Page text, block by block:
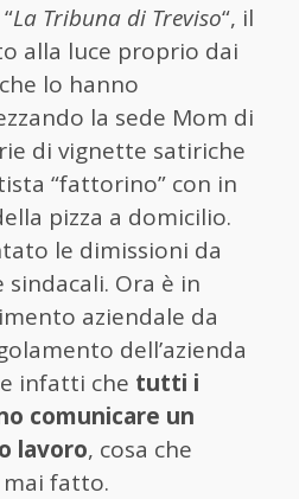
La Tribuna di Treviso“, il
alla luce proprio dai
lo hanno
la sede Mom di
di vignette satiriche
“fattorino” con in
pizza a domicilio.
le dimissioni da
Ora è in
aziendale da
dell’azienda
infatti che tutti i
comunicare un
lavoro, cosa che
mai fatto.